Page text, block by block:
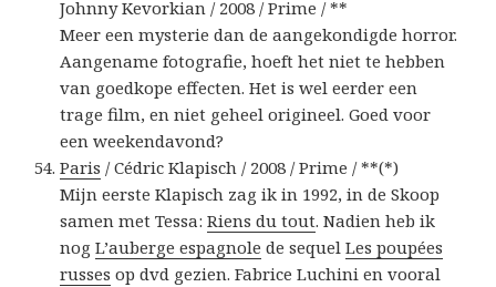
Johnny Kevorkian / 2008 / Prime / **
Meer een mysterie dan de aangekondigde horror.
Aangename fotografie, hoeft het niet te hebben
van goedkope effecten. Het is wel eerder een
trage film, en niet geheel origineel. Goed voor
een weekendavond?
Paris / Cédric Klapisch / 2008 / Prime / **(*)
Mijn eerste Klapisch zag ik in 1992, in de Skoop
samen met Tessa:Riens du tout. Nadien heb ik
nogL’auberge espagnole de sequelLes poupées
russes op dvd gezien. Fabrice Luchini en vooral